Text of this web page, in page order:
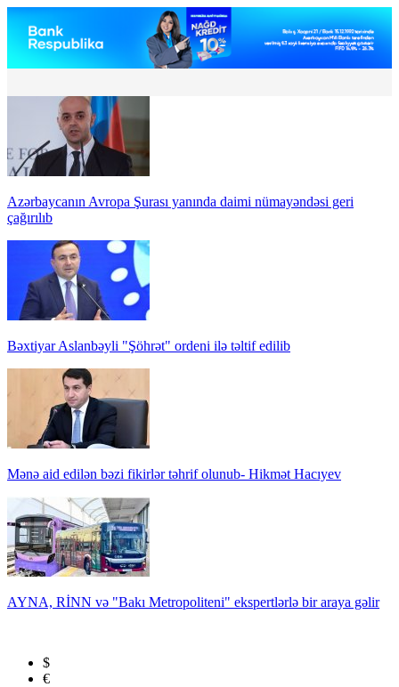
Azərbaycanın Avropa Şurası yanında daimi nümayəndəsi geri
çağırılıb
Bəxtiyar Aslanbəyli "Şöhrət" ordeni ilə təltif edilib
Mənə aid edilən bəzi fikirlər təhrif olunub- Hikmət Hacıyev
AYNA, RİNN və "Bakı Metropoliteni" ekspertlərlə bir araya gəlir
$
€